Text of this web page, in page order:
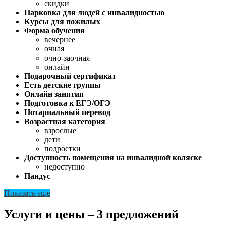
скидки
Парковка для людей с инвалидностью
Курсы для пожилых
Форма обучения
вечернее
очная
очно-заочная
онлайн
Подарочный сертификат
Есть детские группы
Онлайн занятия
Подготовка к ЕГЭ/ОГЭ
Нотариальный перевод
Возрастная категория
взрослые
дети
подростки
Доступность помещения на инвалидной коляске
недоступно
Пандус
Показать еще
Услуги и цены – 3 предложений